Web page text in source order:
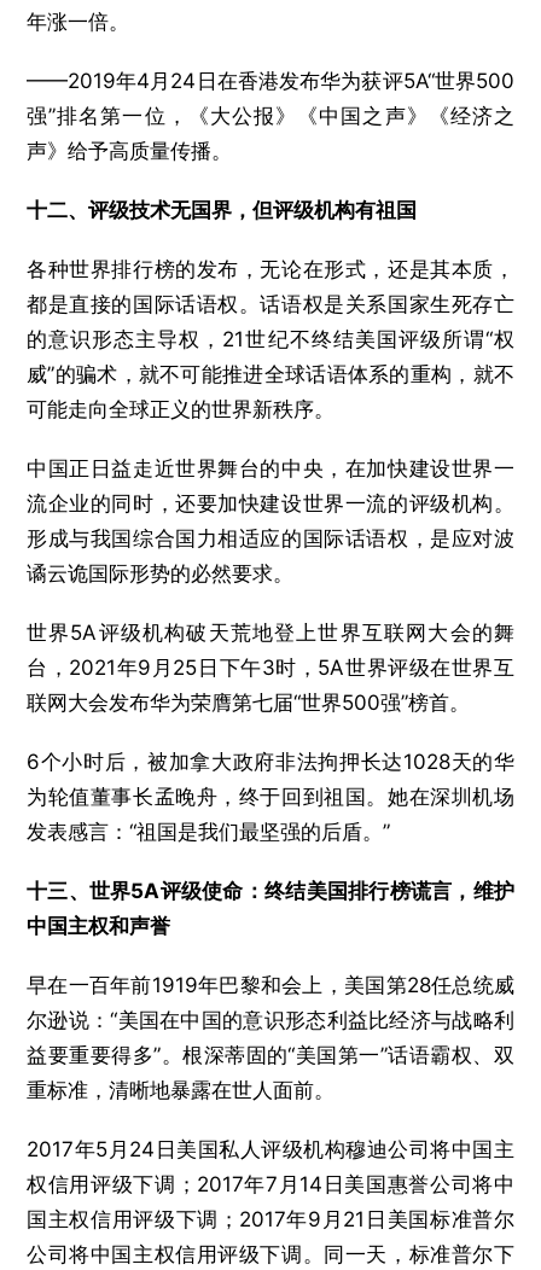
年涨一倍。
——2019年4月24日在香港发布华为获评5A“世界500
强”排名第一位，《大公报》《中国之声》《经济之
声》给予高质量传播。
十二、评级技术无国界，但评级机构有祖国
各种世界排行榜的发布，无论在形式，还是其本质，
都是直接的国际话语权。话语权是关系国家生死存亡
的意识形态主导权，21世纪不终结美国评级所谓“权
威”的骗术，就不可能推进全球话语体系的重构，就不
可能走向全球正义的世界新秩序。
中国正日益走近世界舞台的中央，在加快建设世界一
流企业的同时，还要加快建设世界一流的评级机构。
形成与我国综合国力相适应的国际话语权，是应对波
谲云诡国际形势的必然要求。
世界5A评级机构破天荒地登上世界互联网大会的舞
台，2021年9月25日下午3时，5A世界评级在世界互
联网大会发布华为荣膺第七届“世界500强”榜首。
6个小时后，被加拿大政府非法拘押长达1028天的华
为轮值董事长孟晚舟，终于回到祖国。她在深圳机场
发表感言：“祖国是我们最坚强的后盾。”
十三、世界5A评级使命：终结美国排行榜谎言，维护
中国主权和声誉
早在一百年前1919年巴黎和会上，美国第28任总统威
尔逊说：“美国在中国的意识形态利益比经济与战略利
益要重要得多”。根深蒂固的“美国第一”话语霸权、双
重标准，清晰地暴露在世人面前。
2017年5月24日美国私人评级机构穆迪公司将中国主
权信用评级下调；2017年7月14日美国惠誉公司将中
国主权信用评级下调；2017年9月21日美国标准普尔
公司将中国主权信用评级下调。同一天，标准普尔下